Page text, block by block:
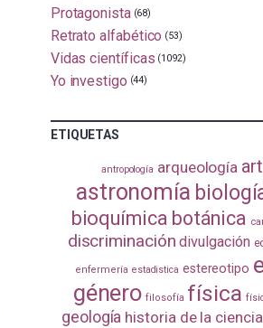
Protagonista (68)
Retrato alfabético (53)
Vidas científicas (1092)
Yo investigo (44)
ETIQUETAS
antropología arqueología
astronomía
bioquímica botánica
discriminación divulgación
enfermería estadistica estereotipo
género filosofía física
geología historia de la ciencia